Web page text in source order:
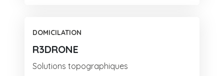
DOMICILATION
R3DRONE
Solutions topographiques